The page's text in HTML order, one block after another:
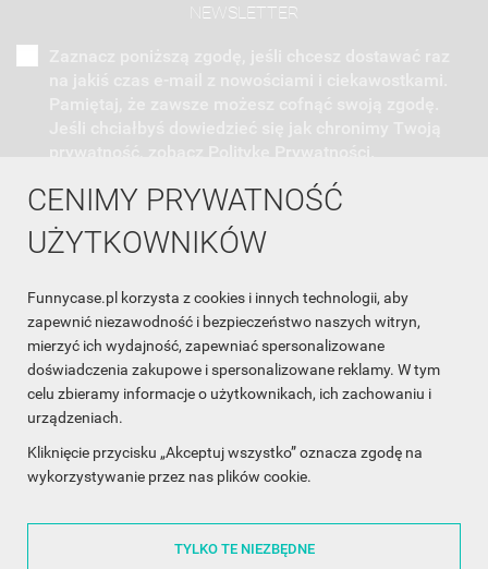
CENIMY PRYWATNOŚĆ
UŻYTKOWNIKÓW
Funnycase.pl korzysta z cookies i innych technologii, aby
zapewnić niezawodność i bezpieczeństwo naszych witryn,
mierzyć ich wydajność, zapewniać spersonalizowane
doświadczenia zakupowe i spersonalizowane reklamy. W tym
celu zbieramy informacje o użytkownikach, ich zachowaniu i
urządzeniach.
Kliknięcie przycisku „Akceptuj wszystko” oznacza zgodę na
wykorzystywanie przez nas plików cookie.
TYLKO TE NIEZBĘDNE
NEWSLETTER
INFORMACJA O SKLEPIE
INFORMACJE
OBSŁUGA KLIENTA
WSPÓŁPRACA
ŚLEDŹ NAS NA FACEBOOKU